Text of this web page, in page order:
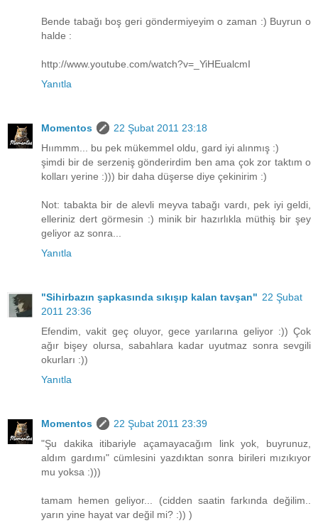
Bende tabağı boş geri göndermiyeyim o zaman :) Buyrun o
halde :
http://www.youtube.com/watch?v=_YiHEualcmI
Yanıtla
Momentos
22 Şubat 2011 23:18
Hıımmm... bu pek mükemmel oldu, gard iyi alınmış :)
şimdi bir de serzeniş gönderirdim ben ama çok zor taktım o
kolları yerine :))) bir daha düşerse diye çekinirim :)
Not: tabakta bir de alevli meyva tabağı vardı, pek iyi geldi,
elleriniz dert görmesin :) minik bir hazırlıkla müthiş bir şey
geliyor az sonra...
Yanıtla
"Sihirbazın şapkasında sıkışıp kalan tavşan" 22 Şubat
2011 23:36
Efendim, vakit geç oluyor, gece yarılarına geliyor :)) Çok
ağır bişey olursa, sabahlara kadar uyutmaz sonra sevgili
okurları :))
Yanıtla
Momentos
22 Şubat 2011 23:39
"Şu dakika itibariyle açamayacağım link yok, buyrunuz,
aldım gardımı" cümlesini yazdıktan sonra birileri mızıkıyor
mu yoksa :)))
tamam hemen geliyor... (cidden saatin farkında değilim..
yarın yine hayat var değil mi? :)) )